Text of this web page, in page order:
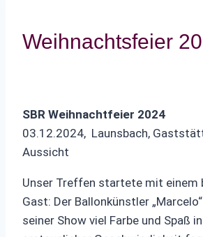
Weihnachtsfeier
SBR Weihnachtfeier 2024
03.12.2024, Launsbach,
Aussicht
Unser Treffen startete mit einem
Gast: Der Ballonkünstler
seiner Show viel Farbe und Spaß